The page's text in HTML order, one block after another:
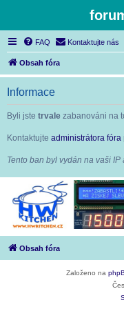
FAQ Kontaktujte nás
Obsah fóra
Informace
Byli jste trvale zabanováni na
Kontaktujte administrátora fóra
Tento ban byl vydán na vaši IP
Obsah fóra
Založeno na